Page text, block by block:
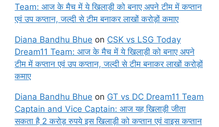
Team: आज के मैच में ये खिलाड़ी को बनाए अपने टीम में कप्तान
एवं उप कप्तान, जल्दी से टीम बनाकर लाखों करोड़ों कमाए
Diana Bandhu Bhue on CSK vs LSG Today
Dream11 Team: आज के मैच में ये खिलाड़ी को बनाए अपने
टीम में कप्तान एवं उप कप्तान, जल्दी से टीम बनाकर लाखों करोड़ों
कमाए
Diana Bandhu Bhue on GT vs DC Dream11 Team
Captain and Vice Captain: आज यह खिलाड़ी जीता
सकता है 2 करोड़ रुपये इस खिलाड़ी को कप्तान एवं वाइस कप्तान